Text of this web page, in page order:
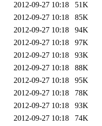
2012-09-27 10:18
51K
2012-09-27 10:18
85K
2012-09-27 10:18
94K
2012-09-27 10:18
97K
2012-09-27 10:18
93K
2012-09-27 10:18
88K
2012-09-27 10:18
95K
2012-09-27 10:18
78K
2012-09-27 10:18
93K
2012-09-27 10:18
74K